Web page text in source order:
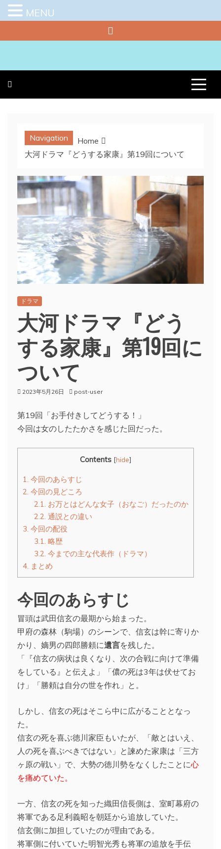
to
Navigation
Home
大河ドラマ『どうする家康』第19回について
ドラマ
大河ドラマ『どう
する家康』第19回に
ついて
2023年5月26日 post-user
第19回「お手付きしてどうする！」
今回は女のしたたかさを感じた回だった。
Contents [hide]
1. 今回のあらすじ
2. 今回の見どころ
2.1.
お万とはどんな女子（おなご）だったのか
2.2. 通説との違い
3. 今回の配役
3.1. 略歴
3.2. 今までの主な代表作（ドラマ）
4. まとめ
今回のあらすじ
冒頭は武田信玄の最期から始まった。
甲府の森林（駒場）のシーンで、信玄は幹に寄りか
かり、嫡男の四郎勝頼に遺言を残した。
「『信玄の病状は良くなり、次の合戦に向けて準備
をしている』と伝えよ」「儂の死は3年は伏せてお
け」「勝頼は自分の世を作れ」と。
しかし、信玄の死はそこら中に広がることとなっ
た。
信玄の死を喜ぶ徳川家臣もいたが、「敵とはいえ、
人の死を喜ぶべきではない」と諫めた家康は「三方
ヶ原の戦い」で、大勢の徳川勢をなくしたことに心
を痛めていた。
一方、信玄の死を知った織田信長側は、室町幕府の
将軍である足利義昭を朝廷から追放していた。
信玄側に加担していたのが理由である。
将軍側に付いていた明智光秀も将軍の追放を手伝
MENU